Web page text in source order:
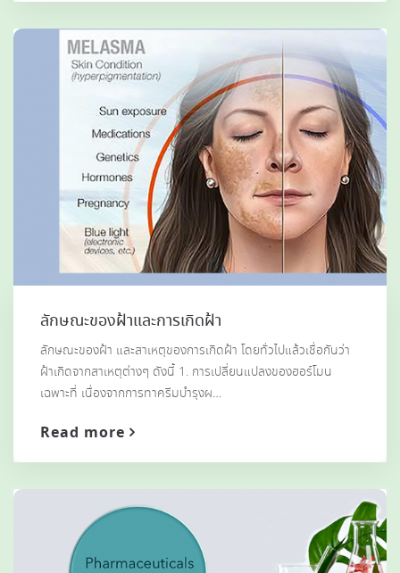
ลักษณะของฝ้าและการเกิดฝ้า
ลักษณะของฝ้า และสาเหตุของการเกิดฝ้า โดยทั่วไปแล้วเชื่อกันว่า
ฝ้าเกิดจากสาเหตุต่างๆ ดังนี้ 1. การเปลี่ยนแปลงของฮอร์โมน
เฉพาะที่ เนื่องจากการทาครีมบำรุงผ…
Read more